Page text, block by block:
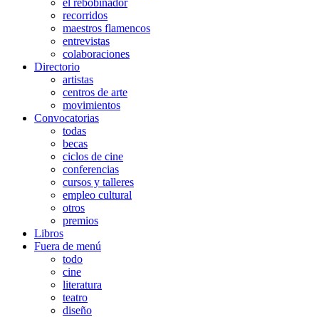
recorridos
maestros flamencos
entrevistas
colaboraciones
Directorio
artistas
centros de arte
movimientos
Convocatorias
todas
becas
ciclos de cine
conferencias
cursos y talleres
empleo cultural
otros
premios
Libros
Fuera de menú
todo
cine
literatura
teatro
diseño